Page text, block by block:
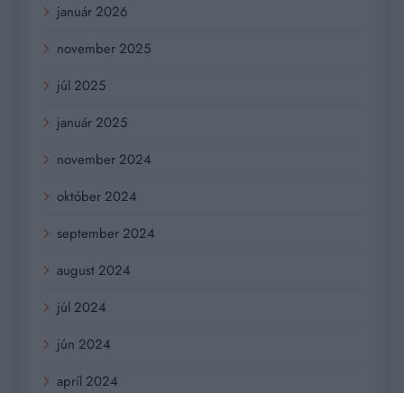
január 2026
november 2025
júl 2025
január 2025
november 2024
október 2024
september 2024
august 2024
júl 2024
jún 2024
apríl 2024